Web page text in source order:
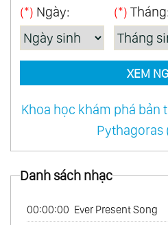
(*) Ngày: (*) Tháng:
XEM
Khoa học khám phá bản
Pythagoras
Danh sách nhạc
00:00:00 Ever Present Song